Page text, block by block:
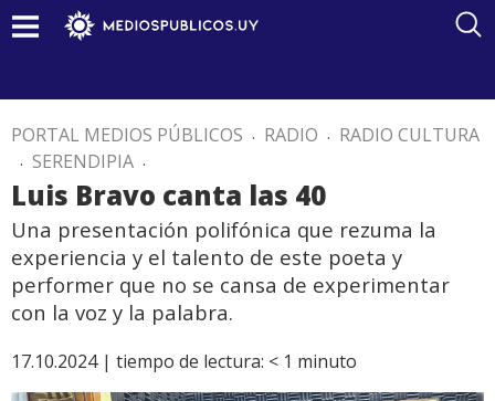
PORTAL MEDIOS PÚBLICOS . RADIO . RADIO CULTURA
. SERENDIPIA .
Luis Bravo canta las 40
Una presentación polifónica que rezuma la
experiencia y el talento de este poeta y
performer que no se cansa de experimentar
con la voz y la palabra.
17.10.2024 | tiempo de lectura: < 1 minuto